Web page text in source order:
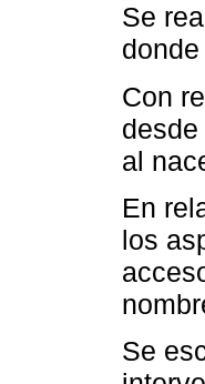
Se
Con
al
En
los
Se